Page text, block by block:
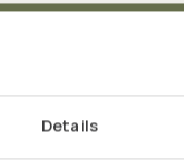
Details